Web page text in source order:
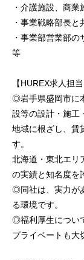
・介護施設、商
・事業戦略部長
・事業部営業部の
等
【HUREX求人担
◎岩手県盛岡市に
設等の設計・施工
地域に根ざし、賃
す。
北海道・東北エリ
の実績と知名度を
◎同社は、実力が
る環境です。
◎福利厚生につい
プライベートも大